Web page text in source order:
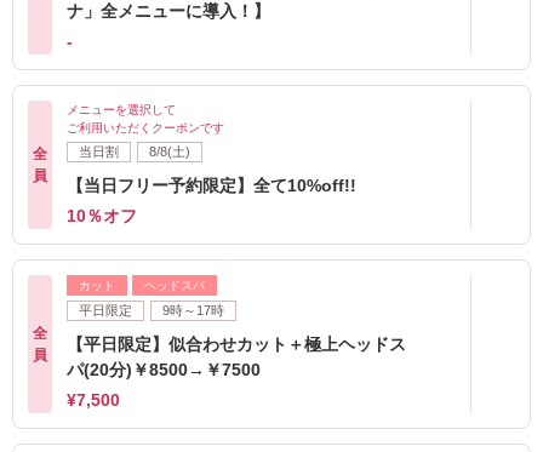
ナ」全メニューに導入！】
-
全
員
メニューを選択して
ご利用いただくクーポンです
当日割 8/8(土)
【当日フリー予約限定】全て10%off!!
10％オフ
全
員
カット ヘッドスパ
平日限定 9時～17時
【平日限定】似合わせカット＋極上ヘッドス
パ(20分)￥8500→￥7500
¥7,500